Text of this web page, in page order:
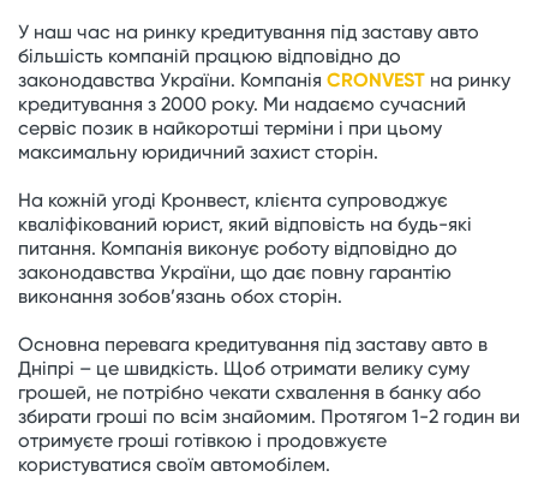
У наш час на ринку кредитування під заставу авто
більшість компаній працюю відповідно до
законодавства України. Компанія CRONVEST на ринку
кредитування з 2000 року. Ми надаємо сучасний
сервіс позик в найкоротші терміни і при цьому
максимальну юридичний захист сторін.
На кожній угоді Кронвест, клієнта супроводжує
кваліфікований юрист, який відповість на будь-які
питання. Компанія виконує роботу відповідно до
законодавства України, що дає повну гарантію
виконання зобов’язань обох сторін.
Основна перевага кредитування під заставу авто в
Дніпрі – це швидкість. Щоб отримати велику суму
грошей, не потрібно чекати схвалення в банку або
збирати гроші по всім знайомим. Протягом 1-2 годин ви
отримуєте гроші готівкою і продовжуєте
користуватися своїм автомобілем.